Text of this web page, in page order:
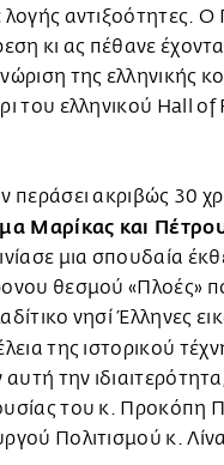
λογής αντιξοότητες. Ο
κι ας πέθανε
της ελληνικής
του ελληνικού Hall of
περάσει ακριβώς 30
Μαρίκας και
μια σπουδαία
θεσμού «Πλοές»
νησί Έλληνες
της ιστορικού
αυτή την
του κ. Προκόπη
Πολιτισμού κ.